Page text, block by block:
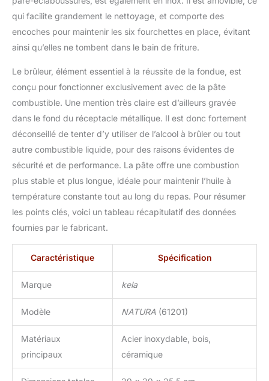
fondue Kela Natura réf.
61201, comprenant 1
caquelon en acier émaillé
1,2l, 1 couvercle en inox
réchaud en métal
chromé, 1 brûleur à pâte,
tournant, 6 ramequins en
céramique, 6 fourchettes
à fondue (manches
marqués), 6 cuillères à
incluse. Hauteur 25,5 cm
- diamètre plateau 39
cm. <b> Matière </b>:
Autre <b> Couleur </b>:
qui facilite grandement le nettoyage, et comporte des
encoches pour maintenir les six fourchettes en place, évitant
ainsi qu’elles ne tombent dans le bain de friture.
Le brûleur, élément essentiel à la réussite de la fondue, est
conçu pour fonctionner exclusivement avec de la pâte
combustible. Une mention très claire est d’ailleurs gravée
dans le fond du réceptacle métallique. Il est donc fortement
déconseillé de tenter d’y utiliser de l’alcool à brûler ou tout
autre combustible liquide, pour des raisons évidentes de
sécurité et de performance. La pâte offre une combustion
plus stable et plus longue, idéale pour maintenir l’huile à
température constante tout au long du repas. Pour résumer
les points clés, voici un tableau récapitulatif des données
fournies par le fabricant.
Caractéristique Spécification
Marque kela
Modèle NATURA (61201)
Matériaux
principaux
Acier inoxydable, bois,
céramique